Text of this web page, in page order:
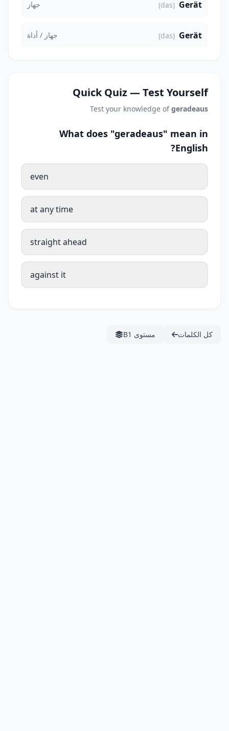
Gerät
(das) جهاز
Gerät
(das) جهاز / أداة
Quick Quiz — Test Yourself
Test your knowledge ofgeradeaus
What does "geradeaus" mean in
English?
even
at any time
straight ahead
against it
كل الكلمات مستوى B1